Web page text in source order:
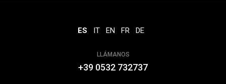
ES IT EN FR DE
LLÁMANOS
+39 0532 732737